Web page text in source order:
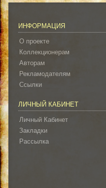
ИНФОРМАЦИЯ
О проекте
Коллекционерам
Авторам
Рекламодателям
Ссылки
ЛИЧНЫЙ КАБИНЕТ
Личный Кабинет
Закладки
Рассылка